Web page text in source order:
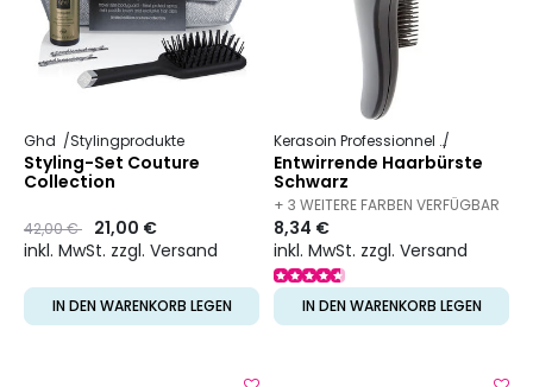
Ghd Stylingprodukte
Styling-Set Couture
Collection
Preis
42,00 €to 21,00 €
inkl. MwSt. zzgl. Versand
IN DEN WARENKORB LEGEN
Kerasoin Professionnel
Entwirrende Haarbürste
Schwarz
+ 3 WEITERE FARBEN VERFÜGBAR
8,34 €
inkl. MwSt. zzgl. Versand
IN DEN WARENKORB LEGEN